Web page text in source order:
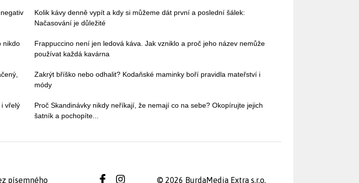
nikdo
vřelý
Kolik kávy denně vypít a kdy si můžeme dát první a poslední šálek:
Načasování je důležité
Frappuccino není jen ledová káva. Jak vzniklo a proč jeho název nemůže
používat každá kavárna
Zakrýt bříško nebo odhalit? Kodaňské maminky boří pravidla mateřství i
módy
Proč Skandinávky nikdy neříkají, že nemají co na sebe? Okopírujte jejich
šatník a pochopíte...
písemného © 2026 BurdaMedia Extra s.r.o.